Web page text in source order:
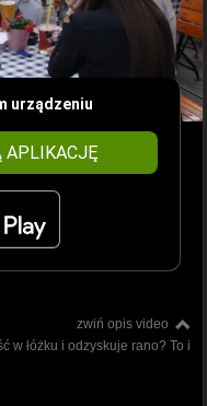
urządzeniu
APLIKACJĘ
zwiń opis video
w łóżku i odzyskuje rano? To i